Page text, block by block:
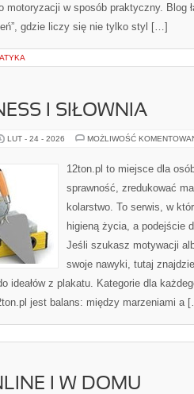
motoryzacji w sposób praktyczny. Blog
gdzie liczy się nie tylko styl […]
I SIŁOWNIA
LUT - 24 - 2026 MOŻLIWOŚĆ
12ton.pl to miejsce dla
sprawność, zredukować
kolarstwo. To serwis, w
higieną życia, a podejście
Jeśli szukasz motywacji
swoje nawyki, tutaj
ideałów z plakatu. Kategorie dla
jest balans: między marzeniami a
I W DOMU